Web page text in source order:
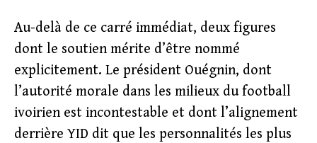
Au-delà de ce carré immédiat, deux figures
dont le soutien mérite d’être nommé
explicitement. Le président Ouégnin, dont
l’autorité morale dans les milieux du football
ivoirien est incontestable et dont l’alignement
derrière YID dit que les personnalités les plus